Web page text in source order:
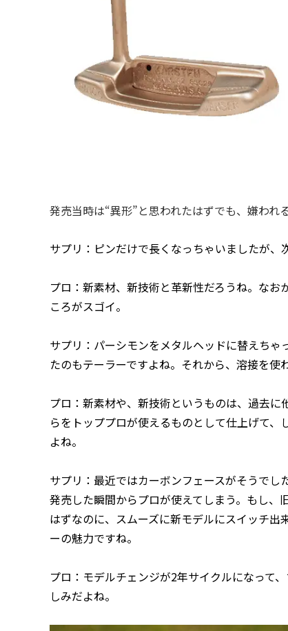
発売当時は“異形”と思われたはずでも、嫌われ
サプリ：ピンだけで長くなっちゃいましたが、
プロ：新素材、新技術と革新性だろうね。な
ころがスゴイ。
サプリ：パーシモンをメタルヘッドに替えち
たのもテーラーですよね。それから、溶接を使
プロ：新素材や、新技術というものは、過去
らをトッププロが使えるものとして仕上げて
よね。
サプリ：最近ではカーボンフェースがそうでし
発売した瞬間からプロが使えてしまう。もし
はずなのに、スムーズに新モデルにスイッチ
ーの魅力ですね。
プロ：モデルチェンジが2年サイクルになって
しみだよね。